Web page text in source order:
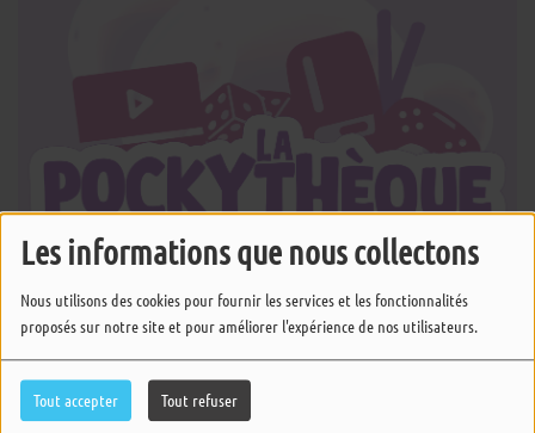
Les informations que nous collectons
Nous utilisons des cookies pour fournir les services et les fonctionnalités
proposés sur notre site et pour améliorer l'expérience de nos utilisateurs.
Tout accepter Tout refuser